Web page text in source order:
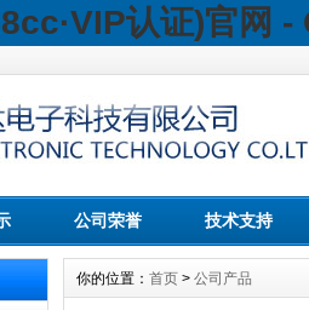
认证)官网
公司荣誉 技术支持
你的位置： 首页 > 公司产品